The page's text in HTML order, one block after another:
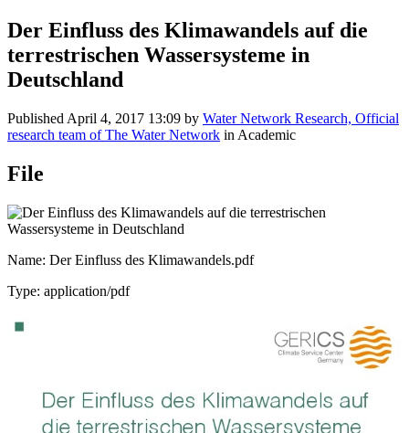
Der Einfluss des Klimawandels auf die
terrestrischen Wassersysteme in
Deutschland
Published April 4, 2017 13:09 by Water Network Research, Official
research team of The Water Network in Academic
File
Name: Der Einfluss des Klimawandels.pdf
Type: application/pdf